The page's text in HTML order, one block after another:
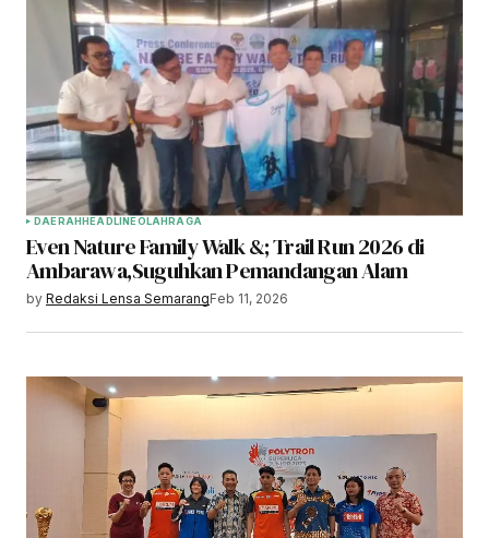
DAERAHHEADLINEOLAHRAGA
Even Nature Family Walk &; Trail Run 2026 di
Ambarawa,Suguhkan Pemandangan Alam
by Redaksi Lensa SemarangFeb 11, 2026